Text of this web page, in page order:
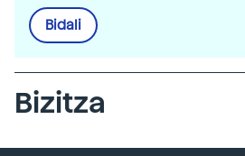
Bidali
Bizitza